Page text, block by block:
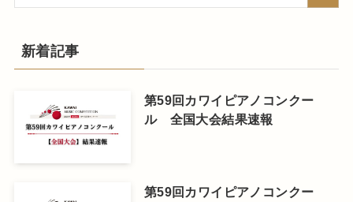
新着記事
第59回カワイピアノコンクー
ル 全国大会結果速報
第59回カワイピアノコンクー